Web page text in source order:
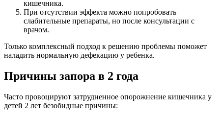
кишечника.
При отсутствии эффекта можно попробовать
слабительные препараты, но после консультации с
врачом.
Только комплексный подход к решению проблемы поможет
наладить нормальную дефекацию у ребенка.
Причины запора в 2 года
Часто провоцируют затрудненное опорожнение кишечника у
детей 2 лет безобидные причины: